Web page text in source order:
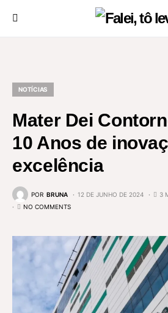
NOTÍCIAS
Mater Dei
10 Anos de
excelência
POR BRUNA 12 DE JUNHO DE 2024
3
NO COMMENTS